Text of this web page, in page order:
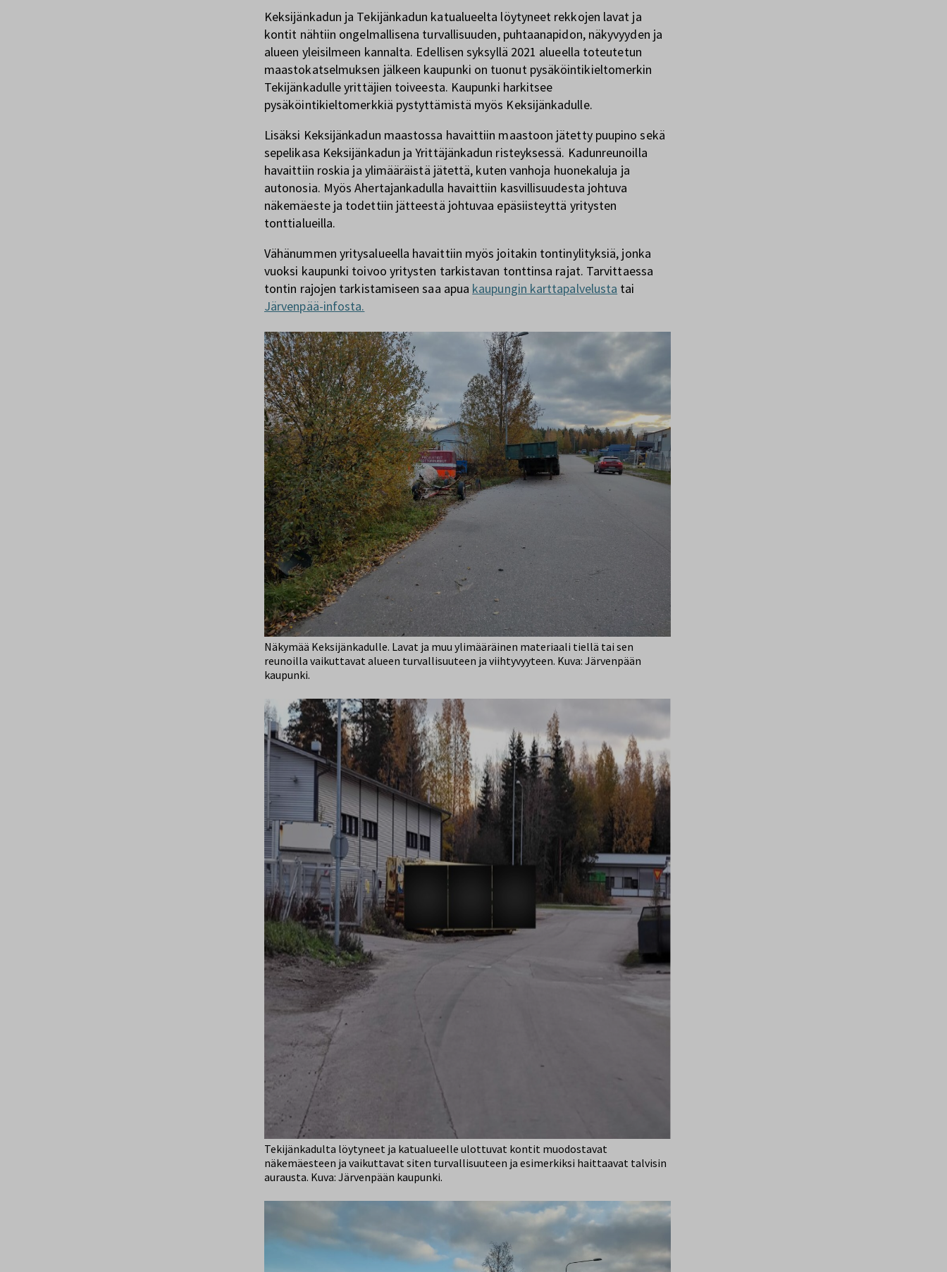
Keksijänkadun ja Tekijänkadun katualueelta löytyneet rekkojen lavat ja
kontit nähtiin ongelmallisena turvallisuuden, puhtaanapidon, näkyvyyden ja
alueen yleisilmeen kannalta. Edellisen syksyllä 2021 alueella toteutetun
maastokatselmuksen jälkeen kaupunki on tuonut pysäköintikieltomerkin
Tekijänkadulle yrittäjien toiveesta. Kaupunki harkitsee
pysäköintikieltomerkkiä pystyttämistä myös Keksijänkadulle.
Lisäksi Keksijänkadun maastossa havaittiin maastoon jätetty puupino sekä
sepelikasa Keksijänkadun ja Yrittäjänkadun risteyksessä. Kadunreunoilla
havaittiin roskia ja ylimääräistä jätettä, kuten vanhoja huonekaluja ja
autonosia. Myös Ahertajankadulla havaittiin kasvillisuudesta johtuva
näkemäeste ja todettiin jätteestä johtuvaa epäsiisteyttä yritysten
tonttialueilla.
Vähänummen yritysalueella havaittiin myös joitakin tontinylityksiä, jonka
vuoksi kaupunki toivoo yritysten tarkistavan tonttinsa rajat. Tarvittaessa
tontin rajojen tarkistamiseen saa apua kaupungin karttapalvelusta tai
Järvenpää-infosta.
Näkymää Keksijänkadulle. Lavat ja muu ylimääräinen materiaali tiellä tai sen
reunoilla vaikuttavat alueen turvallisuuteen ja viihtyvyyteen. Kuva: Järvenpään
kaupunki.
Tekijänkadulta löytyneet ja katualueelle ulottuvat kontit muodostavat
näkemäesteen ja vaikuttavat siten turvallisuuteen ja esimerkiksi haittaavat talvisin
aurausta. Kuva: Järvenpään kaupunki.